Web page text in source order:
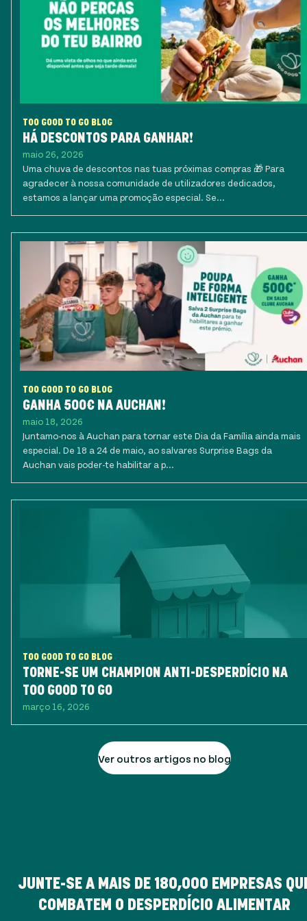
TOO GOOD TO GO BLOG
HÁ DESCONTOS PARA GANHAR!
maio 26, 2026
Uma chuva de descontos nas tuas próximas compras 🎁 Para
agradecer à nossa comunidade de utilizadores dedicados,
estamos a lançar uma promoção especial. Se...
TOO GOOD TO GO BLOG
GANHA 500€ NA AUCHAN!
maio 18, 2026
Juntamo-nos à Auchan para tornar este Dia da Família ainda mais
especial. De 18 a 24 de maio, ao salvares Surprise Bags da
Auchan vais poder-te habilitar a p...
TOO GOOD TO GO BLOG
TORNE-SE UM CHAMPION ANTI-DESPERDÍCIO NA
TOO GOOD TO GO
março 16, 2026
Ver outros artigos no blog
JUNTE-SE A MAIS DE 180,000 EMPRESAS
COMBATEM O DESPERDÍCIO ALIMENTAR